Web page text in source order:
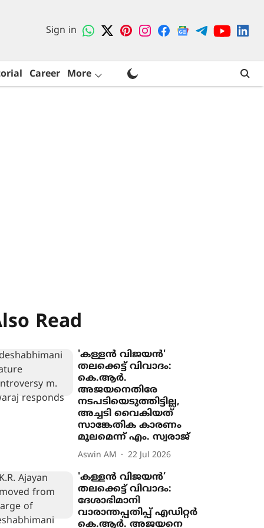
Sign in
Career More
Read
'കള്ളൻ വിജയൻ'
തലക്കെട്ട് വിവാദം:
കെ.ആർ.
അജയനെതിരേ
നടപടിയെടുത്തിട്ടില്ല,
അച്ചടി വൈകിയത്
സാങ്കേതിക കാരണം
മൂലമെന്ന് എം. സ്വരാജ്
Aswin AM 22 Jul 2026
'കള്ളൻ വിജയൻ’
തലക്കെട്ട് വിവാദം:
ദേശാഭിമാനി
വാരാന്തപ്പതിപ്പ് എഡിറ്റർ
കെ.ആർ. അജയനെ